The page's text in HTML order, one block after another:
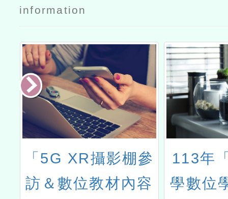
來：傳承與創
information
「5G XR攝影棚參
訪＆數位教材內容
113年
學數位